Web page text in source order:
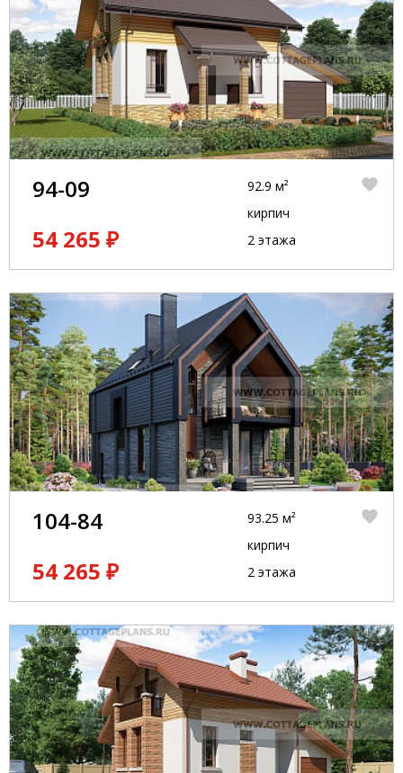
94-09
54 265 ₽
92.9 м²
кирпич
2 этажа
104-84
54 265 ₽
93.25 м²
кирпич
2 этажа